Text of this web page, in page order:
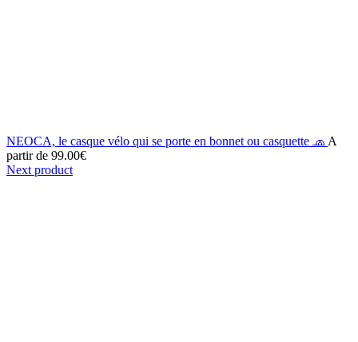
NEOCA, le casque vélo qui se porte en bonnet ou casquette 🧢 A
partir de 99.00€
Next product